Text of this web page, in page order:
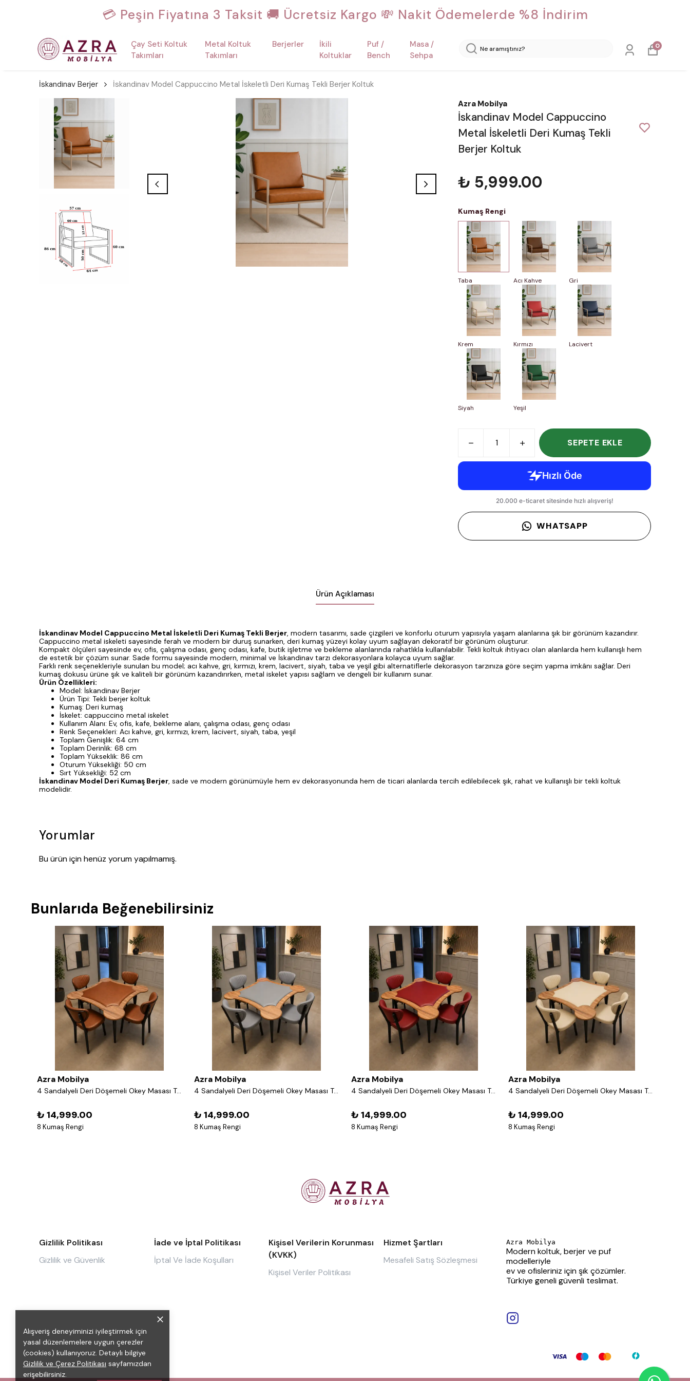
💳 Peşin Fiyatına 3 Taksit 🚚 Ücretsiz Kargo 💸 Nakit Ödemelerde %8 İndirim
Çay Seti Koltuk
Takımları
Metal Koltuk
Takımları
Berjerler
İkili
Koltuklar
Puf /
Bench
Masa /
Sehpa
0
Alışveriş deneyiminizi iyileştirmek için
yasal düzenlemelere uygun çerezler
(cookies) kullanıyoruz. Detaylı bilgiye
Gizlilik ve Çerez Politikası sayfamızdan
erişebilirsiniz.
İskandinav Berjer
İskandinav Model Cappuccino Metal İskeletli Deri Kumaş Tekli Berjer Koltuk
Azra Mobilya
İskandinav Model Cappuccino
Metal İskeletli Deri Kumaş Tekli
Berjer Koltuk
₺ 5,999.00
Kumaş Rengi
Taba Acı Kahve Gri
Krem Kırmızı Lacivert
Siyah Yeşil
SEPETE EKLE
WHATSAPP
Ürün Açıklaması
İskandinav Model Cappuccino Metal İskeletli Deri Kumaş Tekli Berjer, modern tasarımı, sade çizgileri ve konforlu oturum yapısıyla yaşam alanlarına şık bir görünüm kazandırır.
Cappuccino metal iskeleti sayesinde ferah ve modern bir duruş sunarken, deri kumaş yüzeyi kolay uyum sağlayan dekoratif bir görünüm oluşturur.
Kompakt ölçüleri sayesinde ev, ofis, çalışma odası, genç odası, kafe, butik işletme ve bekleme alanlarında rahatlıkla kullanılabilir. Tekli koltuk ihtiyacı olan alanlarda hem kullanışlı hem
de estetik bir çözüm sunar. Sade formu sayesinde modern, minimal ve İskandinav tarzı dekorasyonlara kolayca uyum sağlar.
Farklı renk seçenekleriyle sunulan bu model; acı kahve, gri, kırmızı, krem, lacivert, siyah, taba ve yeşil gibi alternatiflerle dekorasyon tarzınıza göre seçim yapma imkânı sağlar. Deri
kumaş dokusu ürüne şık ve kaliteli bir görünüm kazandırırken, metal iskelet yapısı sağlam ve dengeli bir kullanım sunar.
Ürün Özellikleri:
Model: İskandinav Berjer
Ürün Tipi: Tekli berjer koltuk
Kumaş: Deri kumaş
İskelet: cappuccino metal iskelet
Kullanım Alanı: Ev, ofis, kafe, bekleme alanı, çalışma odası, genç odası
Renk Seçenekleri: Acı kahve, gri, kırmızı, krem, lacivert, siyah, taba, yeşil
Toplam Genişlik: 64 cm
Toplam Derinlik: 68 cm
Toplam Yükseklik: 86 cm
Oturum Yüksekliği: 50 cm
Sırt Yüksekliği: 52 cm
İskandinav Model Deri Kumaş Berjer, sade ve modern görünümüyle hem ev dekorasyonunda hem de ticari alanlarda tercih edilebilecek şık, rahat ve kullanışlı bir tekli koltuk
modelidir.
Yorumlar
Bu ürün için henüz yorum yapılmamış.
Bunlarıda Beğenebilirsiniz
Azra Mobilya
4 Sandalyeli Deri Döşemeli Okey Masası Takımı – 8 Renk Seçenekli Ahşap Masa ve Sandalye Seti - Acı Kahve
₺ 14,999.00
8 Kumaş Rengi
Azra Mobilya
4 Sandalyeli Deri Döşemeli Okey Masası Takımı – 8 Renk Seçenekli Ahşap Masa ve Sandalye Seti - Gri
₺ 14,999.00
8 Kumaş Rengi
Azra Mobilya
4 Sandalyeli Deri Döşemeli Okey Masası Takımı – 8 Renk Seçenekli Ahşap Masa ve Sandalye Seti - Kırmızı
₺ 14,999.00
8 Kumaş Rengi
Azra Mobilya
4 Sandalyeli Deri Döşemeli Okey Masası Takımı – 8 Renk Seçenekli Ahşap Masa ve Sandalye Seti - Krem
₺ 14,999.00
8 Kumaş Rengi
Gizlilik Politikası
Gizlilik ve Güvenlik
İade ve İptal Politikası
İptal Ve İade Koşulları
Kişisel Verilerin Korunması
(KVKK)
Kişisel Veriler Politikası
Hizmet Şartları
Mesafeli Satış Sözleşmesi
Azra Mobilya
Modern koltuk, berjer ve puf
modelleriyle
ev ve ofisleriniz için şık çözümler.
Türkiye geneli güvenli teslimat.